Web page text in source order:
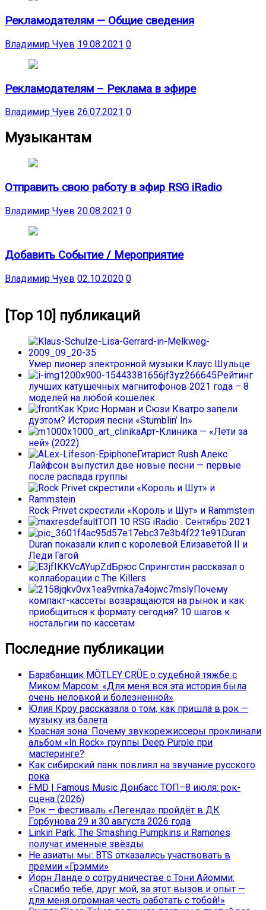
Рекламодателям — Общие сведения
Владимир Чуев 19.08.2021 0
Рекламодателям – Реклама в эфире
Владимир Чуев 26.07.2021 0
Музыкантам
Отправить свою работу в эфир RSG iRadio
Владимир Чуев 20.08.2021 0
Добавить Событие / Мероприятие
Владимир Чуев 02.10.2020 0
[Top 10] публикаций
Умер пионер электронной музыки Клаус Шульце
Рейтинг
лучших катушечных магнитофонов 2021 года – 8
моделей на любой кошелек
Как Крис Норман и Сюзи Кватро запели
дуэтом? История песни «Stumblin’ In»
Арт-Клиника — «Лети за
ней» (2022)
Гитарист Rush Алекс
Лайфсон выпустил две новые песни — первые
после распада группы
Rock Privet скрестили «Король и Шут» и Rammstein
ТОП 10 RSG iRadio . Сентябрь 2021
Duran
Duran показали клип с королевой Елизаветой II и
Леди Гагой
Брюс Спрингстин рассказал о
коллаборации с The Killers
Почему
компакт-кассеты возвращаются на рынок и как
приобщиться к формату сегодня? 10 шагов к
ностальгии по кассетам
Последние публикации
Барабанщик MÖTLEY CRÜE о судебной тяжбе с
Миком Марсом: «Для меня вся эта история была
очень неловкой и болезненной»
Юлия Кроу рассказала о том, как пришла в рок —
музыку из балета
Красная зона: Почему звукорежиссеры проклинали
альбом «In Rock» группы Deep Purple при
мастеринге?
Как сибирский панк повлиял на звучание русского
рока
FMD | Famous Music Донбасс ТОП–8 июля: рок-
сцена (2026)
Рок — фестиваль «Легенда» пройдёт в ДК
Горбунова 29 и 30 августа 2026 года
Linkin Park, The Smashing Pumpkins и Ramones
получат именные звёзды
Не азиаты мы: BTS отказались участвовать в
премии «Грэмми»
Йорн Ланде о сотрудничестве с Тони Айомми:
«Спасибо тебе, друг мой, за этот вызов и опыт —
для меня огромная честь работать с тобой!»